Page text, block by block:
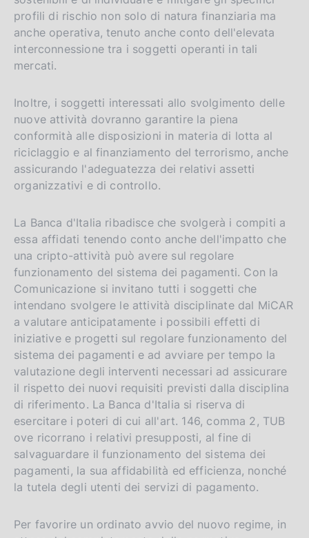
profili di rischio non solo di natura finanziaria ma
anche operativa, tenuto anche conto dell'elevata
interconnessione tra i soggetti operanti in tali
mercati.
Inoltre, i soggetti interessati allo svolgimento delle
nuove attività dovranno garantire la piena
conformità alle disposizioni in materia di lotta al
riciclaggio e al finanziamento del terrorismo, anche
assicurando l'adeguatezza dei relativi assetti
organizzativi e di controllo.
La Banca d'Italia ribadisce che svolgerà i compiti a
essa affidati tenendo conto anche dell'impatto che
una cripto-attività può avere sul regolare
funzionamento del sistema dei pagamenti. Con la
Comunicazione si invitano tutti i soggetti che
intendano svolgere le attività disciplinate dal MiCAR
a valutare anticipatamente i possibili effetti di
iniziative e progetti sul regolare funzionamento del
sistema dei pagamenti e ad avviare per tempo la
valutazione degli interventi necessari ad assicurare
il rispetto dei nuovi requisiti previsti dalla disciplina
di riferimento. La Banca d'Italia si riserva di
esercitare i poteri di cui all'art. 146, comma 2, TUB
ove ricorrano i relativi presupposti, al fine di
salvaguardare il funzionamento del sistema dei
pagamenti, la sua affidabilità ed efficienza, nonché
la tutela degli utenti dei servizi di pagamento.
Per favorire un ordinato avvio del nuovo regime, in